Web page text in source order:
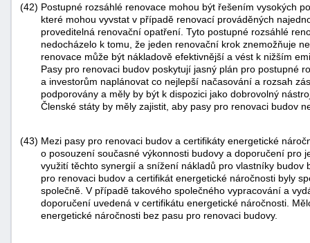
(42) Postupné rozsáhlé renovace mohou být řešením vysokých
které mohou vyvstat v případě renovací prováděných
proveditelná renovační opatření. Tyto postupné rozsáhlé
nedocházelo k tomu, že jeden renovační krok znemožňuje
renovace může být nákladově efektivnější a vést k nižším
Pasy pro renovaci budov poskytují jasný plán pro postupné
a investorům naplánovat co nejlepší načasování a rozsah
podporovány a měly by být k dispozici jako dobrovolný
Členské státy by měly zajistit, aby pasy pro renovaci budov
(43) Mezi pasy pro renovaci budov a certifikáty energetické
o posouzení současné výkonnosti budovy a doporučení pro
využití těchto synergií a snížení nákladů pro vlastníky budov
pro renovaci budov a certifikát energetické náročnosti byly
společně. V případě takového společného vypracování a
doporučení uvedená v certifikátu energetické náročnosti.
energetické náročnosti bez pasu pro renovaci budovy.